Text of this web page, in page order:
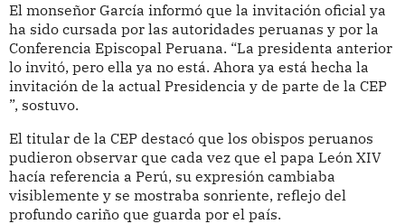
El monseñor García informó que la invitación oficial ya
ha sido cursada por las autoridades peruanas y por la
Conferencia Episcopal Peruana. “La presidenta anterior
lo invitó, pero ella ya no está. Ahora ya está hecha la
invitación de la actual Presidencia y de parte de la CEP
”, sostuvo.
El titular de la CEP destacó que los obispos peruanos
pudieron observar que cada vez que el papa León XIV
hacía referencia a Perú, su expresión cambiaba
visiblemente y se mostraba sonriente, reflejo del
profundo cariño que guarda por el país.